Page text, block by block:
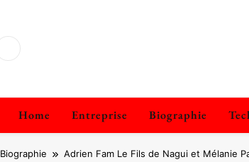
Home Entreprise Biographie
Biographie Adrien Fam Le Fils de Nagui et Mélanie